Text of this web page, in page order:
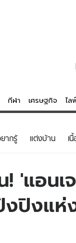
กีฬา เศรษฐกิจ ไล
ตรวจหวย
ทย
ากรู้ แต่งบ้าน เ
'แอนเ
งปิงแห่